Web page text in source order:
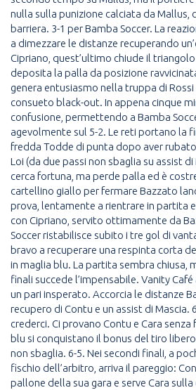
nulla sulla punizione calciata da Mallus,
barriera. 3-1 per Bamba Soccer. La
a dimezzare le distanze recuperando
Cipriano, quest’ultimo chiude il
deposita la palla da posizione
genera entusiasmo nella truppa di Rossi
consueto black-out. In appena cinque
confusione, permettendo a Bamba
agevolmente sul 5-2. Le reti portano la
fredda Todde di punta dopo aver
Loi (da due passi non sbaglia su assist
cerca fortuna, ma perde palla ed è
cartellino giallo per fermare Bazzato
prova, lentamente a rientrare in partita
con Cipriano, servito ottimamente da
Soccer ristabilisce subito i tre gol di
bravo a recuperare una respinta corta
in maglia blu. La partita sembra chiusa,
finali succede l’impensabile. Vanity
un pari insperato. Accorcia le distanze
recupero di Contu e un assist di Mascia.
crederci. Ci provano Contu e Cara
blu si conquistano il bonus del tiro
non sbaglia. 6-5. Nei secondi finali, a
fischio dell’arbitro, arriva il pareggio:
pallone della sua gara e serve Cara